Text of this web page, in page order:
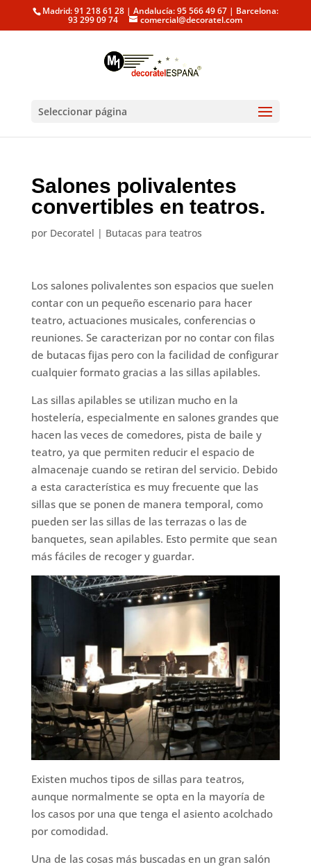
Madrid: 91 218 61 28 | Andalucía: 95 566 49 67 | Barcelona:
93 299 09 74 comercial@decoratel.com
Seleccionar página
Salones polivalentes
convertibles en teatros.
por Decoratel | Butacas para teatros
Los salones polivalentes son espacios que suelen
contar con un pequeño escenario para hacer
teatro, actuaciones musicales, conferencias o
reuniones. Se caracterizan por no contar con filas
de butacas fijas pero con la facilidad de configurar
cualquier formato gracias a las sillas apilables.
Las sillas apilables se utilizan mucho en la
hostelería, especialmente en salones grandes que
hacen las veces de comedores, pista de baile y
teatro, ya que permiten reducir el espacio de
almacenaje cuando se retiran del servicio. Debido
a esta característica es muy frecuente que las
sillas que se ponen de manera temporal, como
pueden ser las sillas de las terrazas o las de
banquetes, sean apilables. Esto permite que sean
más fáciles de recoger y guardar.
Existen muchos tipos de sillas para teatros,
aunque normalmente se opta en la mayoría de
los casos por una que tenga el asiento acolchado
por comodidad.
Una de las cosas más buscadas en un gran salón